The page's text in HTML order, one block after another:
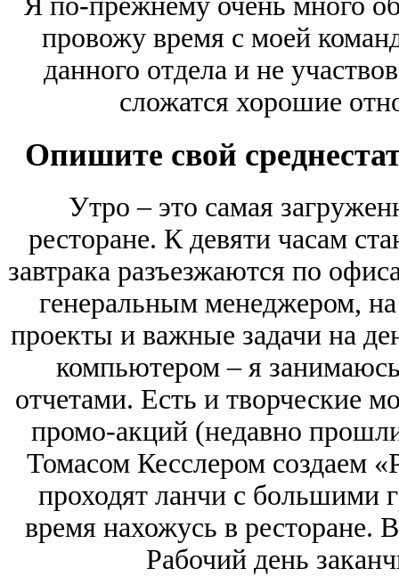
провожу время с моей
данного отдела и не
сложатся хорошие
Опишите свой
Утро – это самая
ресторане. К девяти часам
завтрака разъезжаются по
генеральным менеджером,
проекты и важные задачи на
компьютером – я
отчетами. Есть и творческие
промо-акций (недавно
Томасом Кесслером создаем
проходят ланчи с большими
время нахожусь в ресторане.
Рабочий день